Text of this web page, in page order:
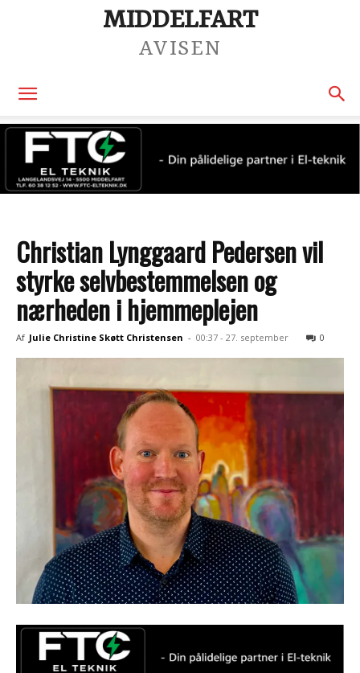
MIDDELFART
AVISEN
Christian Lynggaard Pedersen vil
styrke selvbestemmelsen og
nærheden i hjemmeplejen
Af Julie Christine Skøtt Christensen - 00:37 - 27. september 0